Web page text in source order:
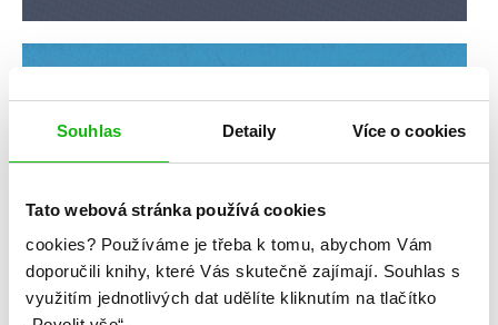
Souhlas Detaily Více o cookies
Tato webová stránka používá cookies
cookies? Používáme je třeba k tomu, abychom Vám
doporučili knihy, které Vás skutečně zajímají. Souhlas s
využitím jednotlivých dat udělíte kliknutím na tlačítko